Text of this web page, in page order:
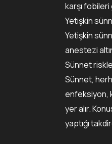
karşı
Yetişkin
Yetişkin
anestezi
Sünnet
Sünnet,
enfeksiyon,
yer alır.
yaptığı